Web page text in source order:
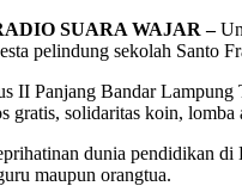
SUARA WAJAR –
pelindung sekolah Santo
II Panjang Bandar
gratis, solidaritas koin, lomba
dunia pendidikan di
maupun orangtua.